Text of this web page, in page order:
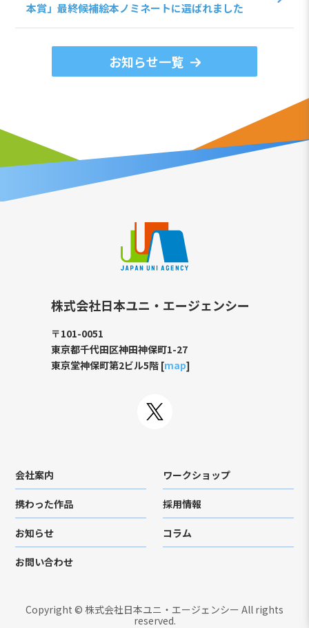
本賞」最終候補絵本ノミネートに選ばれました
お知らせ一覧
株式会社日本ユニ・エージェンシー
〒101-0051
東京都千代田区神田神保町1-27
東京堂神保町第2ビル5階 [map]
会社案内 ワークショップ
携わった作品 採用情報
お知らせ コラム
お問い合わせ
Copyright © 株式会社日本ユニ・エージェンシー All rights
reserved.